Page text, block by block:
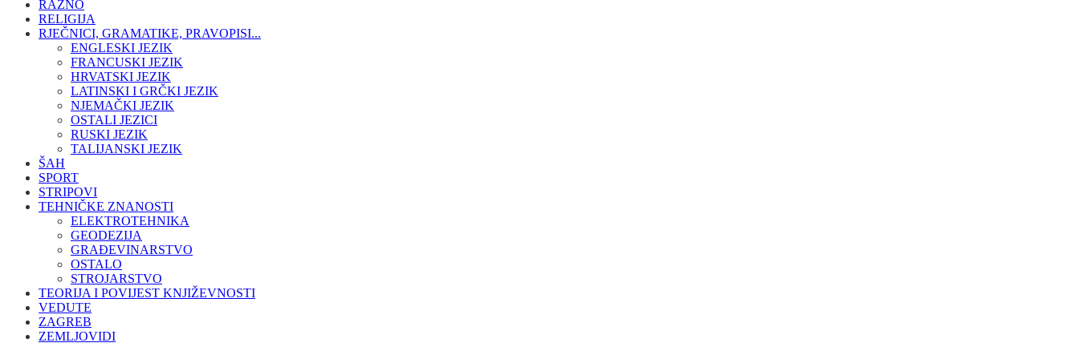
RAZNO
RELIGIJA
RJEČNICI, GRAMATIKE, PRAVOPISI...
ENGLESKI JEZIK
FRANCUSKI JEZIK
HRVATSKI JEZIK
LATINSKI I GRČKI JEZIK
NJEMAČKI JEZIK
OSTALI JEZICI
RUSKI JEZIK
TALIJANSKI JEZIK
ŠAH
SPORT
STRIPOVI
TEHNIČKE ZNANOSTI
ELEKTROTEHNIKA
GEODEZIJA
GRAĐEVINARSTVO
OSTALO
STROJARSTVO
TEORIJA I POVIJEST KNJIŽEVNOSTI
VEDUTE
ZAGREB
ZEMLJOVIDI